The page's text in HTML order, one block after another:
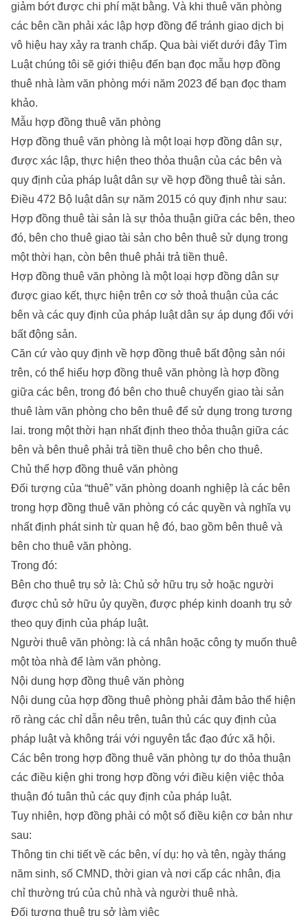
giảm bớt được chi phí mặt bằng. Và khi thuê văn phòng
các bên cần phải xác lập hợp đồng để tránh giao dịch bị
vô hiệu hay xảy ra tranh chấp. Qua bài viết dưới đây Tìm
Luật chúng tôi sẽ giới thiệu đến bạn đọc mẫu hợp đồng
thuê nhà làm văn phòng mới năm 2023 để bạn đọc tham
khảo.
Mẫu hợp đồng thuê văn phòng
Hợp đồng thuê văn phòng là một loại hợp đồng dân sự,
được xác lập, thực hiện theo thỏa thuận của các bên và
quy định của pháp luật dân sự về hợp đồng thuê tài sản.
Điều 472 Bộ luật dân sự năm 2015 có quy định như sau:
Hợp đồng thuê tài sản là sự thỏa thuận giữa các bên, theo
đó, bên cho thuê giao tài sản cho bên thuê sử dụng trong
một thời hạn, còn bên thuê phải trả tiền thuê.
Hợp đồng thuê văn phòng là một loại hợp đồng dân sự
được giao kết, thực hiện trên cơ sở thoả thuận của các
bên và các quy định của pháp luật dân sự áp dụng đối với
bất động sản.
Căn cứ vào quy định về hợp đồng thuê bất động sản nói
trên, có thể hiểu hợp đồng thuê văn phòng là hợp đồng
giữa các bên, trong đó bên cho thuê chuyển giao tài sản
thuê làm văn phòng cho bên thuê để sử dụng trong tương
lai. trong một thời hạn nhất định theo thỏa thuận giữa các
bên và bên thuê phải trả tiền thuê cho bên cho thuê.
Chủ thể hợp đồng thuê văn phòng
Đối tượng của “thuê” văn phòng doanh nghiệp là các bên
trong hợp đồng thuê văn phòng có các quyền và nghĩa vụ
nhất định phát sinh từ quan hệ đó, bao gồm bên thuê và
bên cho thuê văn phòng.
Trong đó:
Bên cho thuê trụ sở là: Chủ sở hữu trụ sở hoặc người
được chủ sở hữu ủy quyền, được phép kinh doanh trụ sở
theo quy định của pháp luật.
Người thuê văn phòng: là cá nhân hoặc công ty muốn thuê
một tòa nhà để làm văn phòng.
Nội dung hợp đồng thuê văn phòng
Nội dung của hợp đồng thuê phòng phải đảm bảo thể hiện
rõ ràng các chỉ dẫn nêu trên, tuân thủ các quy định của
pháp luật và không trái với nguyên tắc đạo đức xã hội.
Các bên trong hợp đồng thuê văn phòng tự do thỏa thuận
các điều kiện ghi trong hợp đồng với điều kiện việc thỏa
thuận đó tuân thủ các quy định của pháp luật.
Tuy nhiên, hợp đồng phải có một số điều kiện cơ bản như
sau:
Thông tin chi tiết về các bên, ví dụ: họ và tên, ngày tháng
năm sinh, số CMND, thời gian và nơi cấp các nhân, địa
chỉ thường trú của chủ nhà và người thuê nhà.
Đối tượng thuê trụ sở làm việc